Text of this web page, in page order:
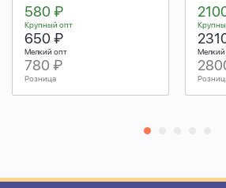
580 ₽
Крупный опт
650 ₽
Мелкий опт
780 ₽
Розница
Мелкий